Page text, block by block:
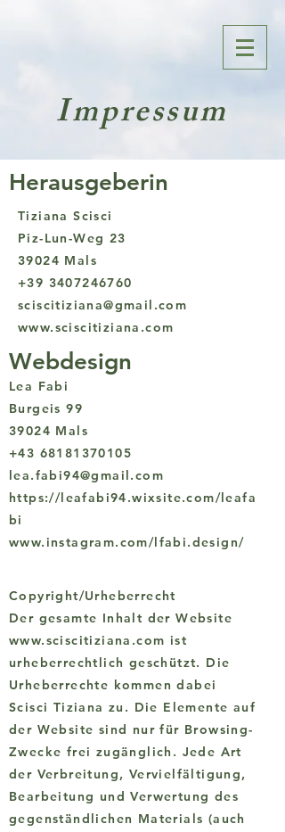
Impressum
Herausgeberin
Tiziana Scisci
Piz-Lun-Weg 23
39024 Mals
+39 3407246760
sciscitiziana@gmail.com
www.sciscitiziana.com
Webdesign
Lea Fabi
Burgeis 99
39024 Mals
+43 68181370105
lea.fabi94@gmail.com
https://leafabi94.wixsite.com/leafa
bi
www.instagram.com/lfabi.design/
Copyright/Urheberrecht
Der gesamte Inhalt der Website
www.sciscitiziana.com ist
urheberrechtlich geschützt. Die
Urheberrechte kommen dabei
Scisci Tiziana zu. Die Elemente auf
der Website sind nur für Browsing-
Zwecke frei zugänglich. Jede Art
der Verbreitung, Vervielfältigung,
Bearbeitung und Verwertung des
gegenständlichen Materials (auch